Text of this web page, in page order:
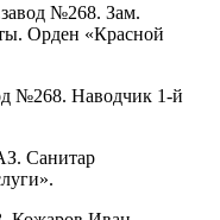
№268. Зам.
Орден «Красной
№268. Наводчик 1-й
Санитар